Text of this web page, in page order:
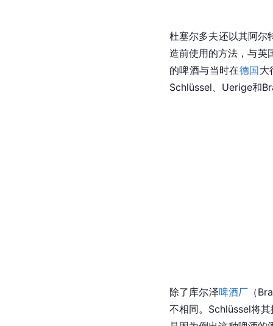
杜塞尔多夫还以其阿尔
造前使用的方法，与英
的啤酒与当时在德国大
Schlüssel、Uerige和
除了库尔泽啤酒厂 （
不相同。Schlüssel将